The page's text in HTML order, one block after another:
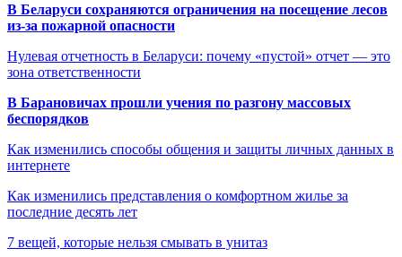
В Беларуси сохраняются ограничения на посещение лесов
из-за пожарной опасности
Нулевая отчетность в Беларуси: почему «пустой» отчет — это
зона ответственности
В Барановичах прошли учения по разгону массовых
беспорядков
Как изменились способы общения и защиты личных данных в
интернете
Как изменились представления о комфортном жилье за
последние десять лет
7 вещей, которые нельзя смывать в унитаз